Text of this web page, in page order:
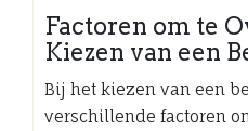
Factoren om te
Kiezen van een
Bij het kiezen van een
verschillende factoren